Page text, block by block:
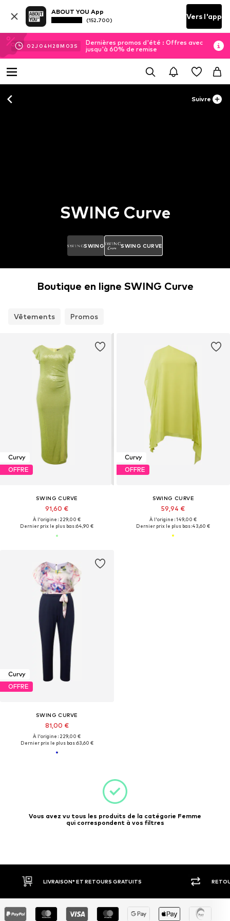
ABOUT YOU App
(152.700) Vers l'app
02J 04H 28M 03 S
Dernières promos d'été : Offres avec
jusqu'à 60% de remise
Suivre
SWING Curve
SWING SWING CURVE
Boutique en ligne SWING Curve
Vêtements Promos
Curvy
OFFRE
SWING CURVE
91,60 €
À l'origine : 229,00 €
Dernier prix le plus bas :64,90 €
Curvy
OFFRE
SWING CURVE
59,94 €
À l'origine : 149,00 €
Dernier prix le plus bas :43,60 €
Curvy
OFFRE
SWING CURVE
81,00 €
À l'origine : 229,00 €
Dernier prix le plus bas :63,60 €
Vous avez vu tous les produits de la catégorie Femme
qui correspondent à vos filtres
LIVRAISON* ET RETOURS GRATUITS